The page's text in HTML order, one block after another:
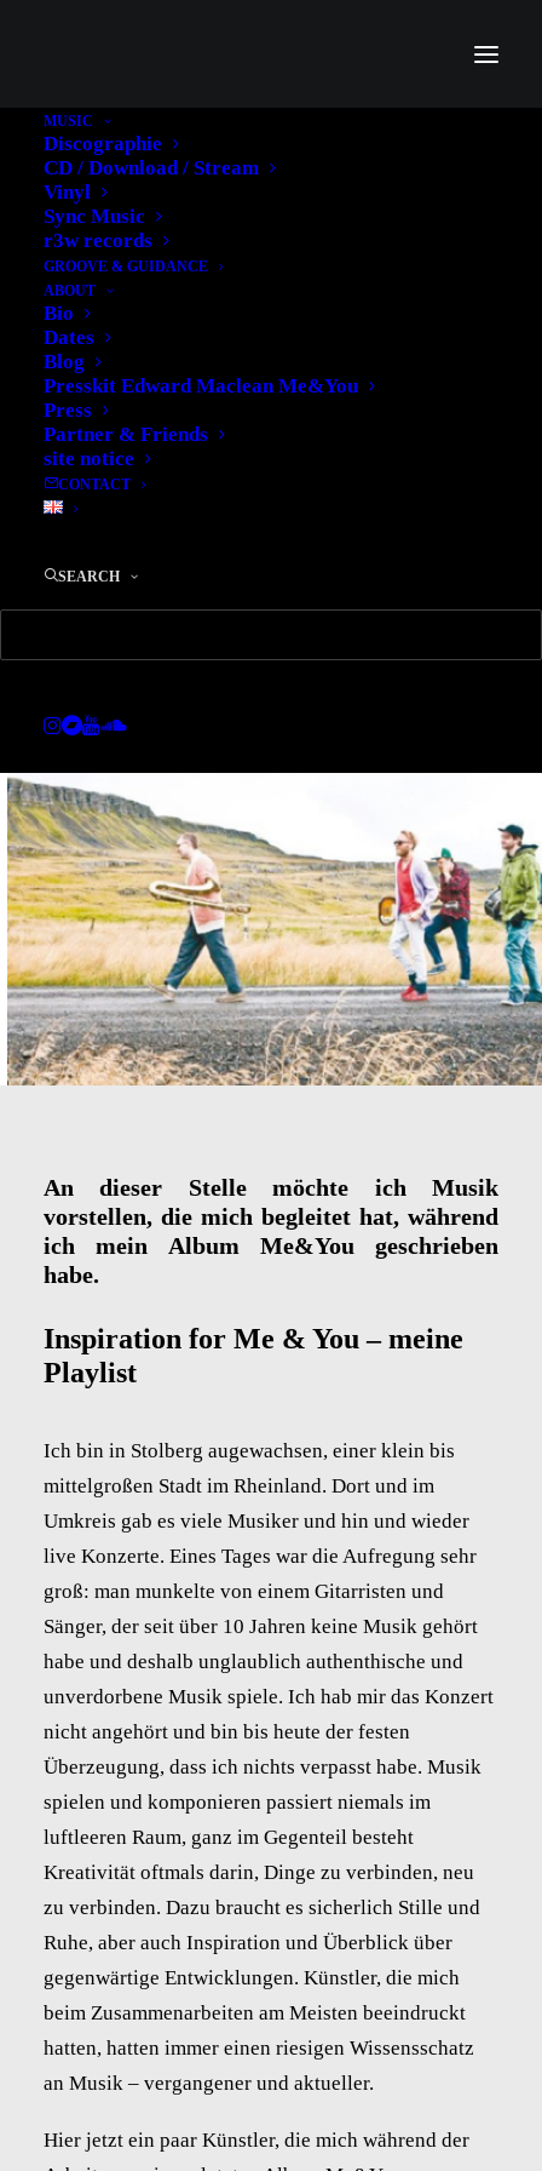
MUSIC
Discographie
CD / Download / Stream
Vinyl
Sync Music
r3w records
GROOVE & GUIDANCE
ABOUT
Bio
Dates
Blog
Presskit Edward Maclean Me&You
Press
Partner & Friends
site notice
CONTACT
SEARCH
Inspiration for Me&You
Part2: playlist
9. FEBRUAR 2017 | INMUSIK
An dieser Stelle möchte ich Musik
vorstellen, die mich begleitet hat, während
ich mein Album Me&You geschrieben
habe.
Inspiration for Me & You – meine
Playlist
Ich bin in Stolberg augewachsen, einer klein bis
mittelgroßen Stadt im Rheinland. Dort und im
Umkreis gab es viele Musiker und hin und wieder
live Konzerte. Eines Tages war die Aufregung sehr
groß: man munkelte von einem Gitarristen und
Sänger, der seit über 10 Jahren keine Musik gehört
habe und deshalb unglaublich authenthische und
unverdorbene Musik spiele. Ich hab mir das Konzert
nicht angehört und bin bis heute der festen
Überzeugung, dass ich nichts verpasst habe. Musik
spielen und komponieren passiert niemals im
luftleeren Raum, ganz im Gegenteil besteht
Kreativität oftmals darin, Dinge zu verbinden, neu
zu verbinden. Dazu braucht es sicherlich Stille und
Ruhe, aber auch Inspiration und Überblick über
gegenwärtige Entwicklungen. Künstler, die mich
beim Zusammenarbeiten am Meisten beeindruckt
hatten, hatten immer einen riesigen Wissensschatz
an Musik – vergangener und aktueller.
Hier jetzt ein paar Künstler, die mich während der